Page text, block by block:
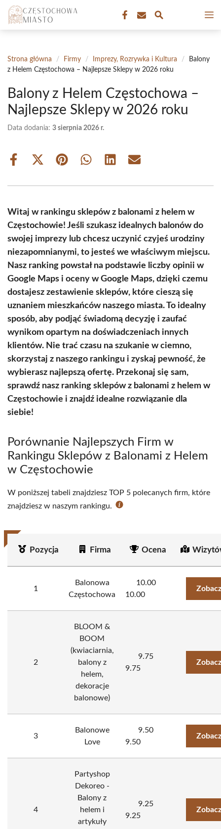
Przejdź
treści
Strona główna / Firmy / Imprezy, Rozrywka i Kultura /
Balony
z Helem Częstochowa – Najlepsze Sklepy w 2026 roku
Balony z Helem Częstochowa –
Najlepsze Sklepy w 2026 roku
Data dodania: 3 sierpnia 2026 r.
Share
Share
(Twitter)
Share Share Share Share
Witaj w rankingu sklepów z balonami z helem w
Częstochowie! Jeśli szukasz idealnych balonów do
swojej imprezy lub chcesz uczynić czyjeś urodziny
niezapomnianymi, to jesteś we właściwym miejscu.
Nasz ranking powstał na podstawie liczby opinii w
Google Maps i oceny w Google Maps, dzięki czemu
dostajesz zestawienie sklepów, które cieszą się
uznaniem mieszkańców naszego miasta. To idealny
sposób, aby podjąć świadomą decyzję i zaufać
wynikom opartym na doświadczeniach innych
klientów. Nie trać czasu na szukanie w ciemno,
skorzystaj z naszego rankingu i zyskaj pewność, że
wybierasz najlepszą ofertę. Przekonaj się sam,
sprawdź nasz ranking sklepów z balonami z helem w
Częstochowie i znajdź idealne rozwiązanie dla
siebie!
Porównanie Najlepszych Firm w
Rankingu Sklepów z Balonami z Helem
w Częstochowie
W poniższej tabeli znajdziesz TOP 5 polecanych firm, które
znajdziesz w naszym rankingu.
Pozycja Firma Ocena
1
Balonowa
Częstochowa
10.00
10.00
2
BLOOM &
BOOM
(kwiaciarnia,
balony z
helem,
dekoracje
balonowe)
9.75
9.75
3
Balonowe
Love
9.50
9.50
4
Partyshop
Dekoreo -
Balony z
helem i
artykuły
9.25
9.25